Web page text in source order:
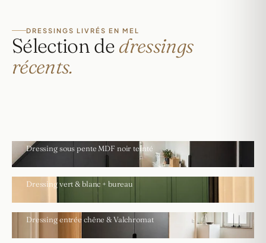
DRESSINGS LIVRÉS EN MEL
Sélection dedressings
récents.
Dressing sous pente MDF noir teinté
Dressing vert & blanc + bureau
Dressing entrée chêne & Valchromat